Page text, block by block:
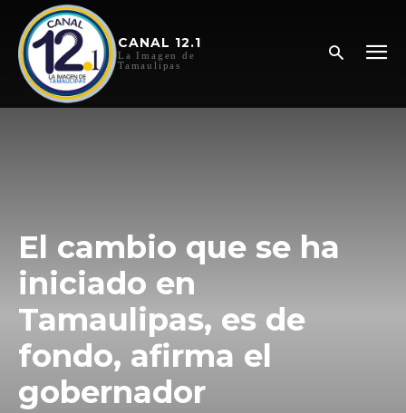
CANAL 12.1
La Imagen de
Tamaulipas
El cambio que se ha
iniciado en
Tamaulipas, es de
fondo, afirma el
gobernador